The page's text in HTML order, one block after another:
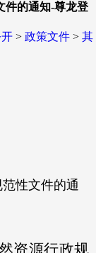
件的通知-尊龙登
> 政策文件 > 其
性文件的通
资源行政规